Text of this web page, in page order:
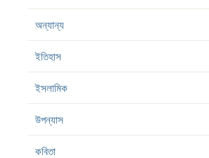
অন্যান্য
ইতিহাস
ইসলামিক
উপন্যাস
কবিতা